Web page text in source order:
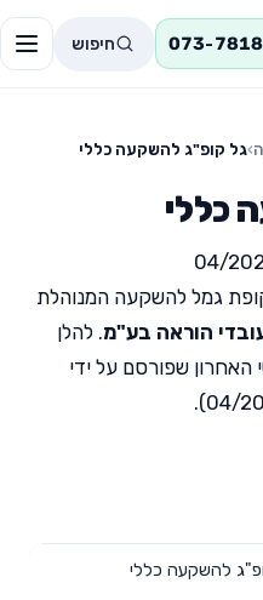
073- חיפוש
›גל קופ"ג להשקעה כללי
כללי
גמל להשקעה המנוהלת
הוראה בע"מ. להלן
האחרון שפורסם על ידי
להשקעה כללי